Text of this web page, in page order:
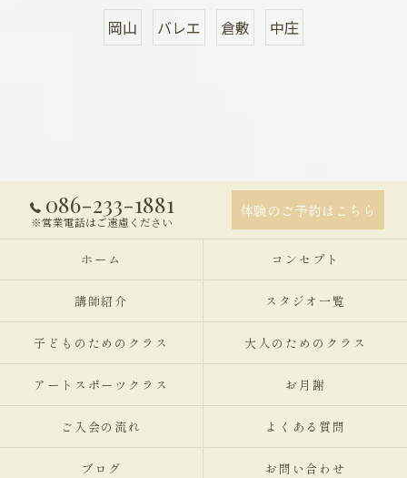
岡山 バレエ 倉敷 中庄
086-233-1881
※営業電話はご遠慮ください
体験のご予約はこちら
ホーム コンセプト
講師紹介 スタジオ一覧
子どものためのクラス 大人のためのクラス
アートスポーツクラス お月謝
ご入会の流れ よくある質問
ブログ お問い合わせ